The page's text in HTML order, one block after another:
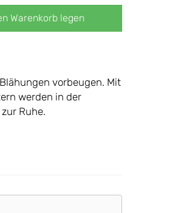
Warenkorb legen
vorbeugen. Mit
werden in der
Ruhe.